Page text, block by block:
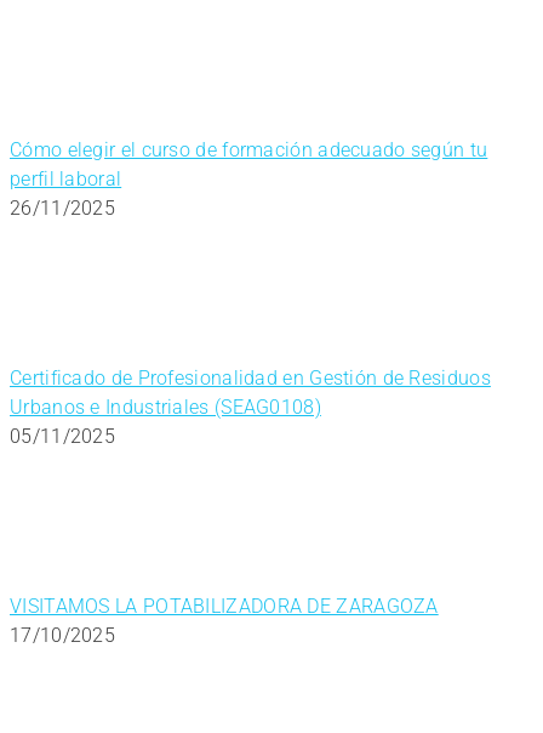
Cómo elegir el curso de formación adecuado según tu
perfil laboral
26/11/2025
Certificado de Profesionalidad en Gestión de Residuos
Urbanos e Industriales (SEAG0108)
05/11/2025
VISITAMOS LA POTABILIZADORA DE ZARAGOZA
17/10/2025